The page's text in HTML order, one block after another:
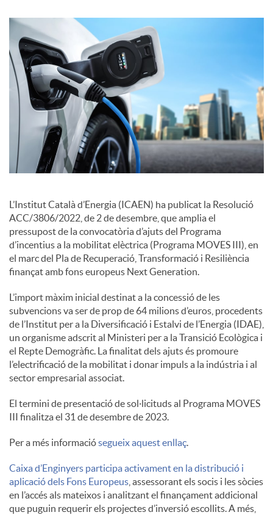
d
e
c
o
n
t
i
n
g
u
t
s
L’Institut Català d’Energia (ICAEN) ha publicat la Resolució
ACC/3806/2022, de 2 de desembre, que amplia el
pressupost de la convocatòria d’ajuts del Programa
d’incentius a la mobilitat elèctrica (Programa MOVES III), en
el marc del Pla de Recuperació, Transformació i Resiliència
finançat amb fons europeus Next Generation.
L’import màxim inicial destinat a la concessió de les
subvencions va ser de prop de 64 milions d’euros, procedents
de l’Institut per a la Diversificació i Estalvi de l’Energia (IDAE),
un organisme adscrit al Ministeri per a la Transició Ecològica i
el Repte Demogràfic. La finalitat dels ajuts és promoure
l’electrificació de la mobilitat i donar impuls a la indústria i al
sector empresarial associat.
El termini de presentació de sol·licituds al Programa MOVES
III finalitza el 31 de desembre de 2023.
Per a més informaciósegueix aquest enllaç.
Caixa d’Enginyers participa activament en la distribució i
aplicació dels Fons Europeus , assessorant els socis i les sòcies
en l’accés als mateixos i analitzant el finançament addicional
que puguin requerir els projectes d’inversió escollits. A més,